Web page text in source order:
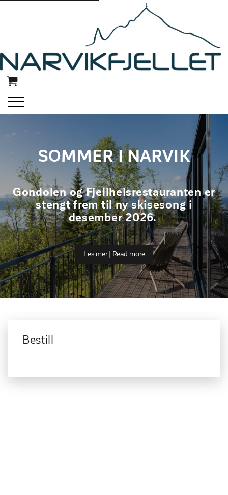
SOMMER I NARVIK
Gondolen og Fjellheisrestauranten er
stengt frem til ny skisesong i
desember 2026.
Les mer | Read more
Bestill